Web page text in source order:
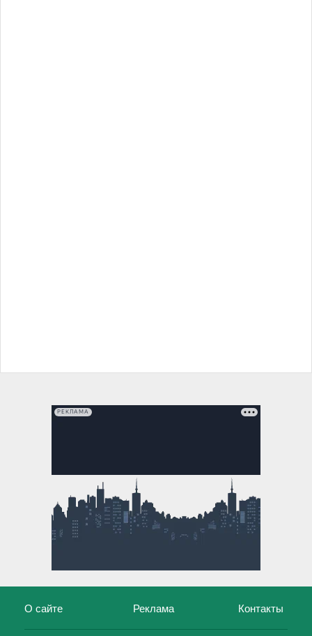
РЕКЛАМА
О сайте Реклама Контакты